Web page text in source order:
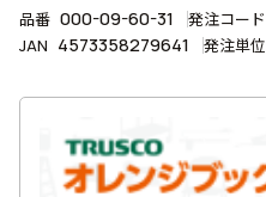
品番 000-09-60-31 発注コード
JAN 4573358279641 発注単位